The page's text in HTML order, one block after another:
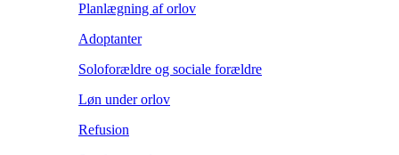
Planlægning af orlov
Adoptanter
Soloforældre og sociale forældre
Løn under orlov
Refusion